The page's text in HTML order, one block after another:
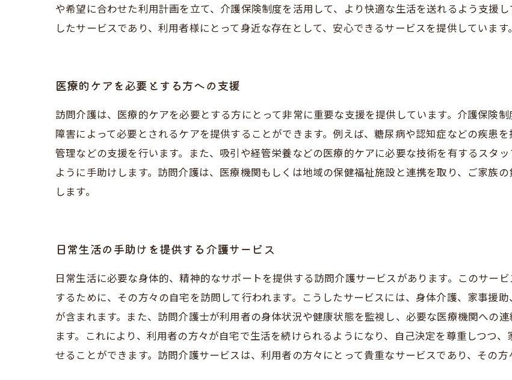
や希望に合わせた利用計画を立て、介護保険制度を活用して、より快適な生活を送れるよう支援
したサービスであり、利用者様にとって身近な存在として、安心できるサービスを提供しています。
医療的ケアを必要とする方への支援
訪問介護は、医療的ケアを必要とする方にとって非常に重要な支援を提供しています。介護保険
障害によって必要とされるケアを提供することができます。例えば、糖尿病や認知症などの疾患
管理などの支援を行います。また、吸引や経管栄養などの医療的ケアに必要な技術を有するスタ
ように手助けします。訪問介護は、医療機関もしくは地域の保健福祉施設と連携を取り、ご家族
します。
日常生活の手助けを提供する介護サービス
日常生活に必要な身体的、精神的なサポートを提供する訪問介護サービスがあります。このサー
するために、その方々の自宅を訪問して行われます。こうしたサービスには、身体介護、家事援
が含まれます。また、訪問介護士が利用者の身体状況や健康状態を監視し、必要な医療機関への
ます。これにより、利用者の方々が自宅で生活を続けられるようになり、自己決定を尊重しつつ
せることができます。訪問介護サービスは、利用者の方々にとって貴重なサービスであり、その方